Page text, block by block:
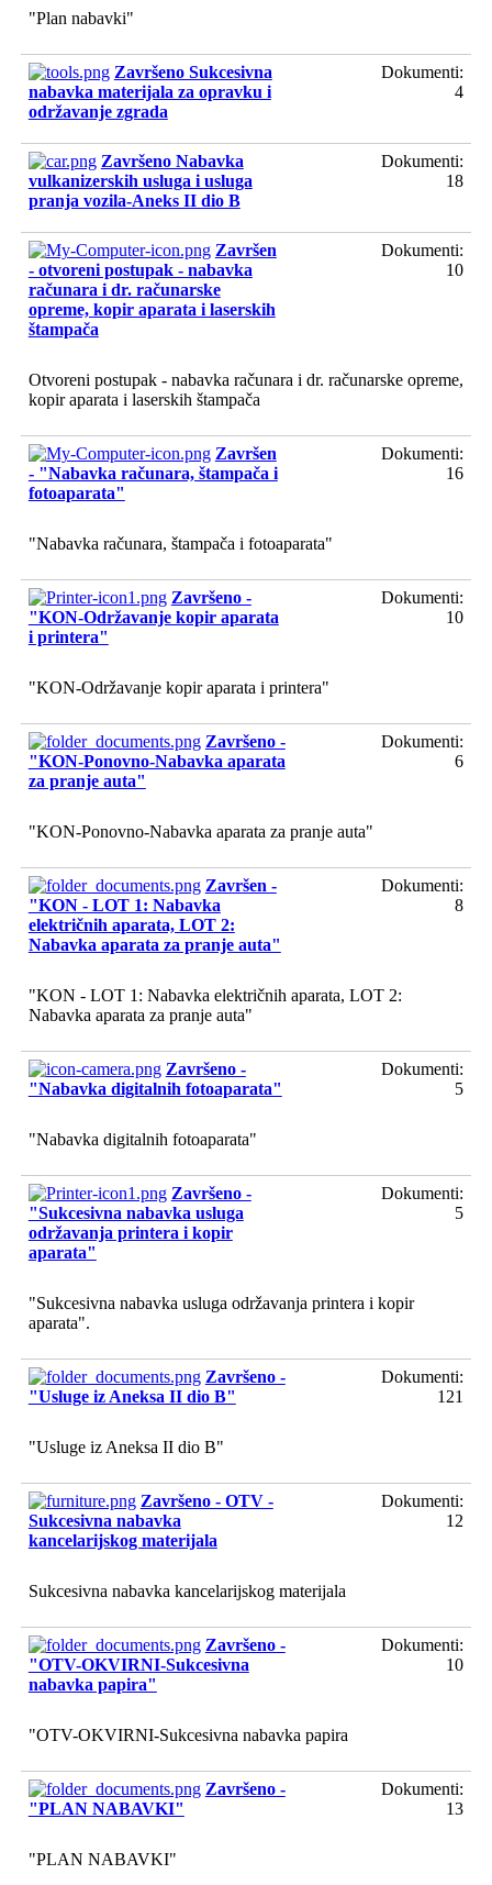
"Plan nabavki"
Završeno Sukcesivna
nabavka materijala za opravku i
održavanje zgrada
Dokumenti:
4
Završeno Nabavka
vulkanizerskih usluga i usluga
pranja vozila-Aneks II dio B
Dokumenti:
18
Završen
- otvoreni postupak - nabavka
računara i dr. računarske
opreme, kopir aparata i laserskih
štampača
Dokumenti:
10
Otvoreni postupak - nabavka računara i dr. računarske opreme,
kopir aparata i laserskih štampača
Završen
- "Nabavka računara, štampača i
fotoaparata"
Dokumenti:
16
"Nabavka računara, štampača i fotoaparata"
Završeno -
"KON-Održavanje kopir aparata
i printera"
Dokumenti:
10
"KON-Održavanje kopir aparata i printera"
Završeno -
"KON-Ponovno-Nabavka aparata
za pranje auta"
Dokumenti:
6
"KON-Ponovno-Nabavka aparata za pranje auta"
Završen -
"KON - LOT 1: Nabavka
električnih aparata, LOT 2:
Nabavka aparata za pranje auta"
Dokumenti:
8
"KON - LOT 1: Nabavka električnih aparata, LOT 2:
Nabavka aparata za pranje auta"
Završeno -
"Nabavka digitalnih fotoaparata"
Dokumenti:
5
"Nabavka digitalnih fotoaparata"
Završeno -
"Sukcesivna nabavka usluga
održavanja printera i kopir
aparata"
Dokumenti:
5
"Sukcesivna nabavka usluga održavanja printera i kopir
aparata".
Završeno -
"Usluge iz Aneksa II dio B"
Dokumenti:
121
"Usluge iz Aneksa II dio B"
Završeno - OTV -
Sukcesivna nabavka
kancelarijskog materijala
Dokumenti:
12
Sukcesivna nabavka kancelarijskog materijala
Završeno -
"OTV-OKVIRNI-Sukcesivna
nabavka papira"
Dokumenti:
10
"OTV-OKVIRNI-Sukcesivna nabavka papira
Završeno -
"PLAN NABAVKI"
Dokumenti:
13
"PLAN NABAVKI"